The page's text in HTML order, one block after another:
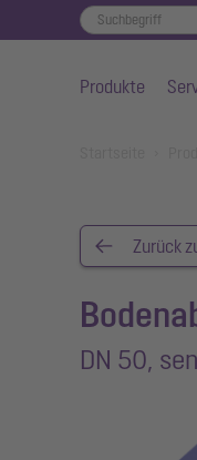
Produkte
Zurück
DN 50,